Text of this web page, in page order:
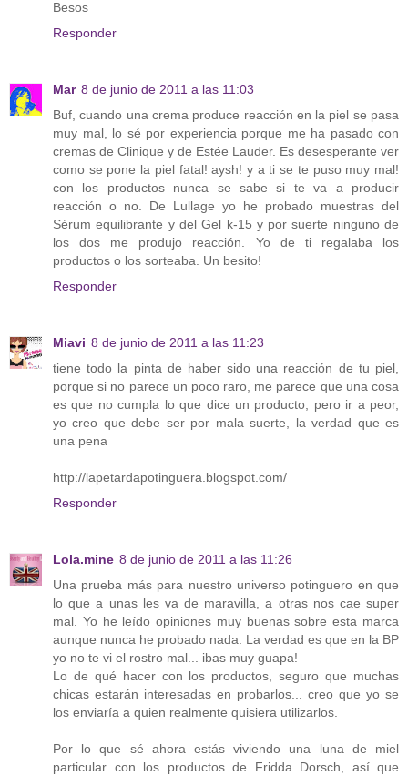
Besos
Responder
Mar 8 de junio de 2011 a las 11:03
Buf, cuando una crema produce reacción en la piel se pasa
muy mal, lo sé por experiencia porque me ha pasado con
cremas de Clinique y de Estée Lauder. Es desesperante ver
como se pone la piel fatal! aysh! y a ti se te puso muy mal!
con los productos nunca se sabe si te va a producir
reacción o no. De Lullage yo he probado muestras del
Sérum equilibrante y del Gel k-15 y por suerte ninguno de
los dos me produjo reacción. Yo de ti regalaba los
productos o los sorteaba. Un besito!
Responder
Miavi 8 de junio de 2011 a las 11:23
tiene todo la pinta de haber sido una reacción de tu piel,
porque si no parece un poco raro, me parece que una cosa
es que no cumpla lo que dice un producto, pero ir a peor,
yo creo que debe ser por mala suerte, la verdad que es
una pena
http://lapetardapotinguera.blogspot.com/
Responder
Lola.mine 8 de junio de 2011 a las 11:26
Una prueba más para nuestro universo potinguero en que
lo que a unas les va de maravilla, a otras nos cae super
mal. Yo he leído opiniones muy buenas sobre esta marca
aunque nunca he probado nada. La verdad es que en la BP
yo no te vi el rostro mal... ibas muy guapa!
Lo de qué hacer con los productos, seguro que muchas
chicas estarán interesadas en probarlos... creo que yo se
los enviaría a quien realmente quisiera utilizarlos.
Por lo que sé ahora estás viviendo una luna de miel
particular con los productos de Fridda Dorsch, así que